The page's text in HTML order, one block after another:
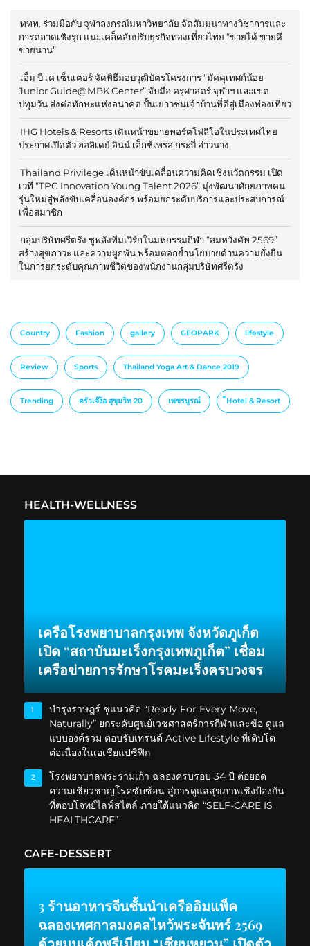
ททท. ร่วมมือกับ จุฬาลงกรณ์มหาวิทยาลัย จัดสัมมนาทางวิชาการและ
การตลาดเชิงรุก แนะเคล็ดลับปรับธุรกิจท่องเที่ยวไทย “ขายได้ ขายดี
ขายนาน”
เอ็ม บี เค เซ็นเตอร์ จัดพิธีมอบวุฒิบัตรโครงการ “มัคคุเทศก์น้อย
Junior Guide@MBK Center” จับมือ ครุศาสตร์ จุฬาฯ และเขต
ปทุมวัน ส่งต่อทักษะแห่งอนาคต ปั้นเยาวชนเจ้าบ้านที่ดีสู่เมืองท่องเที่ยว
IHG Hotels & Resorts เดินหน้าขยายพอร์ตโฟลิโอในประเทศไทย
ประกาศเปิดตัว ฮอลิเดย์ อินน์ เอ็กซ์เพรส กระบี่ อ่าวนาง
Thailand Privilege เดินหน้าขับเคลื่อนความคิดเชิงนวัตกรรม เปิด
เวที “TPC Innovation Young Talent 2026” มุ่งพัฒนาศักยภาพคน
รุ่นใหม่สู่พลังขับเคลื่อนองค์กร พร้อมยกระดับบริการและประสบการณ์
เพื่อสมาชิก
กลุ่มบริษัทศรีตรัง ชูพลังทีมเวิร์กในมหกรรมกีฬา “สมหวังคัพ 2569”
สร้างสุขภาวะ และความผูกพัน พร้อมตอกย้ำนโยบายด้านความยั่งยืน
ในการยกระดับคุณภาพชีวิตของพนักงานกลุ่มบริษัทศรีตรัง
Country Fashion gallery GEOPARK lifestyle
Review Sports Thailand Yoga Art & Dance 2019
Trending ครัวเจ๊ง้อ สุขุมวิท 20 เพชรบูรณ์ ็Hotel & Resort
HEALTH-WELLNESS
เครือโรงพยาบาลกรุงเทพ จังหวัดภูเก็ต
เปิด “สถาบันมะเร็งกรุงเทพภูเก็ต” เชื่อม
เครือข่ายการรักษาโรคมะเร็งครบวงจร
1
บำรุงราษฎร์ ชูแนวคิด “Ready For Every Move,
Naturally” ยกระดับศูนย์เวชศาสตร์การกีฬาและข้อ ดูแล
แบบองค์รวม ตอบรับเทรนด์ Active Lifestyle ที่เติบโต
ต่อเนื่องในเอเชียแปซิฟิก
2
โรงพยาบาลพระรามเก้า ฉลองครบรอบ 34 ปี ต่อยอด
ความเชี่ยวชาญโรคซับซ้อน สู่การดูแลสุขภาพเชิงป้องกัน
ที่ตอบโจทย์ไลฟ์สไตล์ ภายใต้แนวคิด “SELF-CARE IS
HEALTHCARE”
CAFE-DESSERT
3 ร้านอาหารจีนชั้นนำเครืออิมแพ็ค
ฉลองเทศกาลมงคลไหว้พระจันทร์ 2569